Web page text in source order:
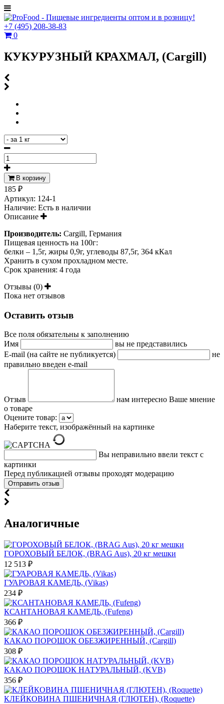
+7 (495) 208-38-83
0
КУКУРУЗНЫЙ КРАХМАЛ, (Cargill)
В корзину
185 ₽
Артикул: 124-1
Наличие: Есть в наличии
Описание
Производитель: Cargill, Германия
Пищевая ценность на 100г:
белки – 1,5г, жиры 0,9г, углеводы 87,5г, 364 кКал
Хранить в сухом прохладном месте.
Срок хранения: 4 года
Отзывы (0)
Пока нет отзывов
Оставить отзыв
Все поля обязательны к заполнению
Имя
вы не представились
E-mail (на сайте не публикуется)
не
правильно введен e-mail
Отзыв
нам интересно Ваше мнение
о товаре
Оцените товар:
Наберите текст, изображённый на картинке
Вы неправильно ввели текст с
картинки
Перед публикацией отзывы проходят модерацию
Аналогичные
ГОРОХОВЫЙ БЕЛОК, (BRAG Aus), 20 кг мешки
12 513 ₽
ГУАРОВАЯ КАМЕДЬ, (Vikas)
234 ₽
КСАНТАНОВАЯ КАМЕДЬ, (Fufeng)
366 ₽
КАКАО ПОРОШОК ОБЕЗЖИРЕННЫЙ, (Cargill)
308 ₽
КАКАО ПОРОШОК НАТУРАЛЬНЫЙ, (KVB)
356 ₽
КЛЕЙКОВИНА ПШЕНИЧНАЯ (ГЛЮТЕН), (Roquette)